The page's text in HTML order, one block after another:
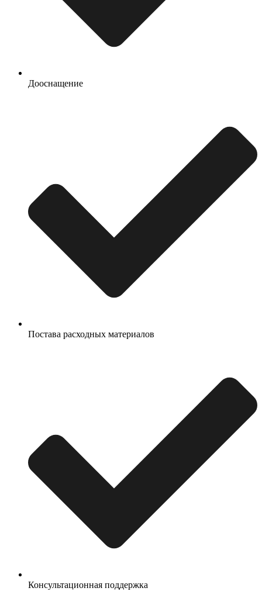
Дооснащение
Постава расходных материалов
Консультационная поддержка